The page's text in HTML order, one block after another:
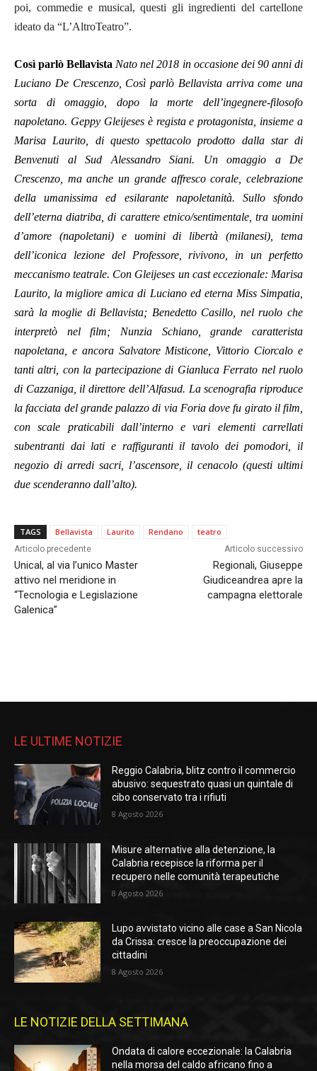
poi, commedie e musical, questi gli ingredienti del cartellone
ideato da “L’AltroTeatro”.
Così parlò Bellavista Nato nel 2018 in occasione dei 90 anni di
Luciano De Crescenzo, Così parlò Bellavista arriva come una
sorta di omaggio, dopo la morte dell’ingegnere-filosofo
napoletano. Geppy Gleijeses è regista e protagonista, insieme a
Marisa Laurito, di questo spettacolo prodotto dalla star di
Benvenuti al Sud Alessandro Siani. Un omaggio a De
Crescenzo, ma anche un grande affresco corale, celebrazione
della umanissima ed esilarante napoletanità. Sullo sfondo
dell’eterna diatriba, di carattere etnico/sentimentale, tra uomini
d’amore (napoletani) e uomini di libertà (milanesi), tema
dell’iconica lezione del Professore, rivivono, in un perfetto
meccanismo teatrale. Con Gleijeses un cast eccezionale: Marisa
Laurito, la migliore amica di Luciano ed eterna Miss Simpatia,
sarà la moglie di Bellavista; Benedetto Casillo, nel ruolo che
interpretò nel film; Nunzia Schiano, grande caratterista
napoletana, e ancora Salvatore Misticone, Vittorio Ciorcalo e
tanti altri, con la partecipazione di Gianluca Ferrato nel ruolo
di Cazzaniga, il direttore dell’Alfasud. La scenografia riproduce
la facciata del grande palazzo di via Foria dove fu girato il film,
con scale praticabili dall’interno e vari elementi carrellati
subentranti dai lati e raffiguranti il tavolo dei pomodori, il
negozio di arredi sacri, l’ascensore, il cenacolo (questi ultimi
due scenderanno dall’alto).
TAGS Bellavista Laurito Rendano teatro
Articolo precedente
Unical, al via l’unico Master
attivo nel meridione in
“Tecnologia e Legislazione
Galenica”
Articolo successivo
Regionali, Giuseppe
Giudiceandrea apre la
campagna elettorale
LE ULTIME NOTIZIE
Reggio Calabria, blitz contro il commercio
abusivo: sequestrato quasi un quintale di
cibo conservato tra i rifiuti
8 Agosto 2026
Misure alternative alla detenzione, la
Calabria recepisce la riforma per il
recupero nelle comunità terapeutiche
8 Agosto 2026
Lupo avvistato vicino alle case a San Nicola
da Crissa: cresce la preoccupazione dei
cittadini
8 Agosto 2026
LE NOTIZIE DELLA SETTIMANA
Ondata di calore eccezionale: la Calabria
nella morsa del caldo africano fino a